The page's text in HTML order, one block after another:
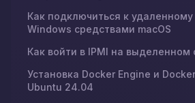
Как подключиться к
Windows средствами macOS
Как войти в IPMI на выделенном
Установка Docker Engine и
Ubuntu 24.04